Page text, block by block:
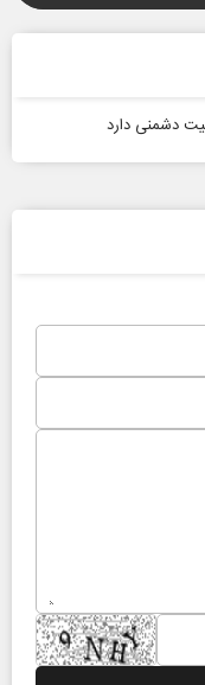
دشمنی دارد